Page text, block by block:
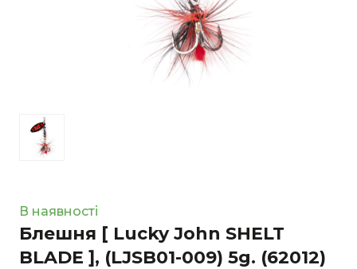
В наявності
Блешня [ Lucky John SHELT
BLADE ], (LJSB01-009) 5g. (62012)